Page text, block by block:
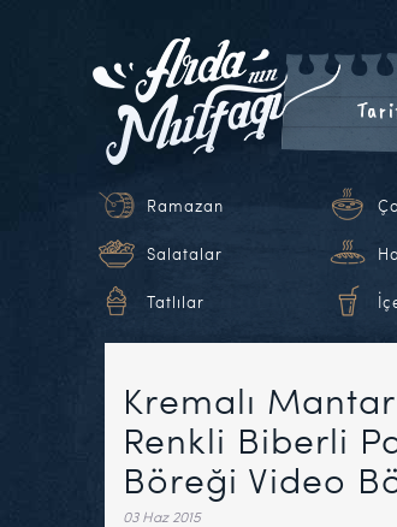
Ramazan
Salatalar
Tatlılar
Kremalı
Renkli Biberli
Böreği Video
03 Haz 2015